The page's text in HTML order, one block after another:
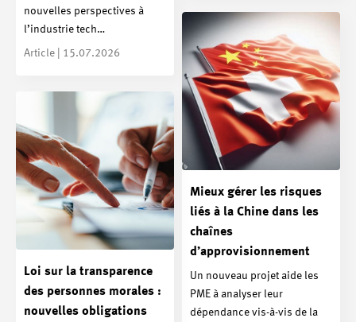
nouvelles perspectives à
l’industrie tech…
Article | 15.07.2026
Mieux gérer les risques
liés à la Chine dans les
chaînes
d’approvisionnement
Un nouveau projet aide les
PME à analyser leur
dépendance vis-à-vis de la
Loi sur la transparence
des personnes morales :
nouvelles obligations